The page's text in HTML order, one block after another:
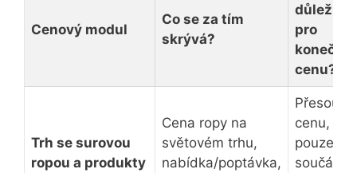
Cenový modul
Co se za tím
skrývá?
důležité
pro
cenu?
Trh se surovou
ropou a produkty
Cena ropy na
světovém trhu,
nabídka/poptávka,
Přesouvá
cenu, ale
pouze
součástí